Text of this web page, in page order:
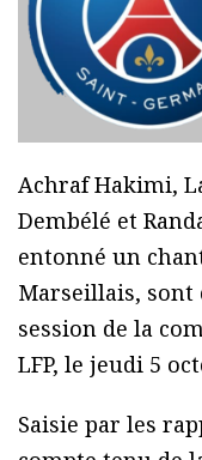
Achraf Hakimi,
Dembélé et
entonné un
Marseillais, sont
session de la
LFP, le jeudi 5
Saisie par les